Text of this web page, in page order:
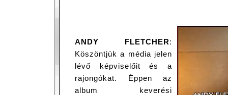
ANDY FLETCHER:
Köszöntjük a média jelen
lévő képviselőit és a
rajongókat. Éppen az
album keverési